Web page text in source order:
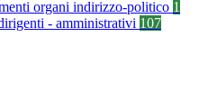
organi indirizzo-politico 1
- amministrativi 107